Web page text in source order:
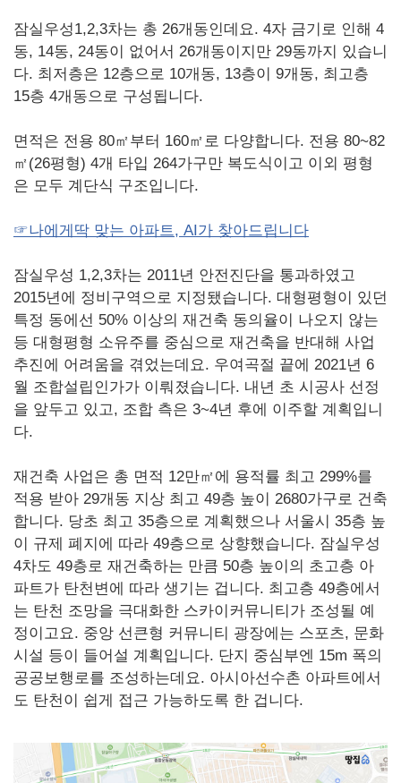
잠실우성1,2,3차는 총 26개동인데요. 4자 금기로 인해 4
동, 14동, 24동이 없어서 26개동이지만 29동까지 있습니
다. 최저층은 12층으로 10개동, 13층이 9개동, 최고층
15층 4개동으로 구성됩니다.
면적은 전용 80㎡부터 160㎡로 다양합니다. 전용 80~82
㎡(26평형) 4개 타입 264가구만 복도식이고 이외 평형
은 모두 계단식 구조입니다.
☞나에게딱 맞는 아파트, AI가 찾아드립니다
잠실우성 1,2,3차는 2011년 안전진단을 통과하였고
2015년에 정비구역으로 지정됐습니다. 대형평형이 있던
특정 동에선 50% 이상의 재건축 동의율이 나오지 않는
등 대형평형 소유주를 중심으로 재건축을 반대해 사업
추진에 어려움을 겪었는데요. 우여곡절 끝에 2021년 6
월 조합설립인가가 이뤄졌습니다. 내년 초 시공사 선정
을 앞두고 있고, 조합 측은 3~4년 후에 이주할 계획입니
다.
재건축 사업은 총 면적 12만㎡에 용적률 최고 299%를
적용 받아 29개동 지상 최고 49층 높이 2680가구로 건축
합니다. 당초 최고 35층으로 계획했으나 서울시 35층 높
이 규제 폐지에 따라 49층으로 상향했습니다. 잠실우성
4차도 49층로 재건축하는 만큼 50층 높이의 초고층 아
파트가 탄천변에 따라 생기는 겁니다. 최고층 49층에서
는 탄천 조망을 극대화한 스카이커뮤니티가 조성될 예
정이고요. 중앙 선큰형 커뮤니티 광장에는 스포츠, 문화
시설 등이 들어설 계획입니다. 단지 중심부엔 15m 폭의
공공보행로를 조성하는데요. 아시아선수촌 아파트에서
도 탄천이 쉽게 접근 가능하도록 한 겁니다.